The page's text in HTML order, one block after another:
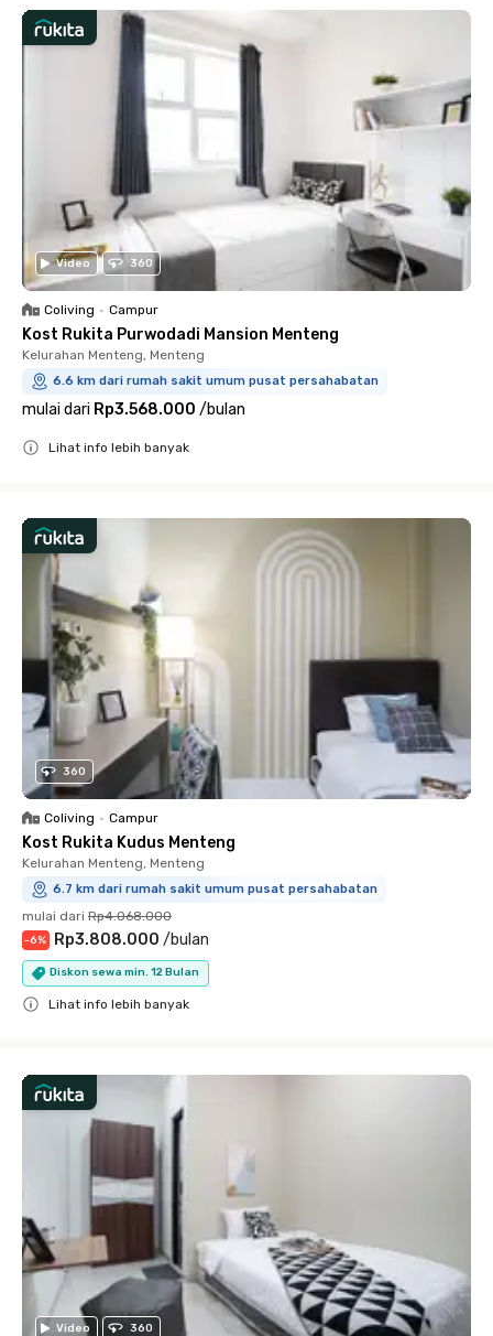
Video 360
Coliving • Campur
Kost Rukita Purwodadi Mansion Menteng
Kelurahan Menteng, Menteng
6.6 km dari rumah sakit umum pusat persahabatan
mulai dari Rp3.568.000 /bulan
Lihat info lebih banyak
360
Coliving • Campur
Kost Rukita Kudus Menteng
Kelurahan Menteng, Menteng
6.7 km dari rumah sakit umum pusat persahabatan
mulai dari Rp4.068.000
-6% Rp3.808.000 /bulan
Diskon sewa min. 12 Bulan
Lihat info lebih banyak
Video 360